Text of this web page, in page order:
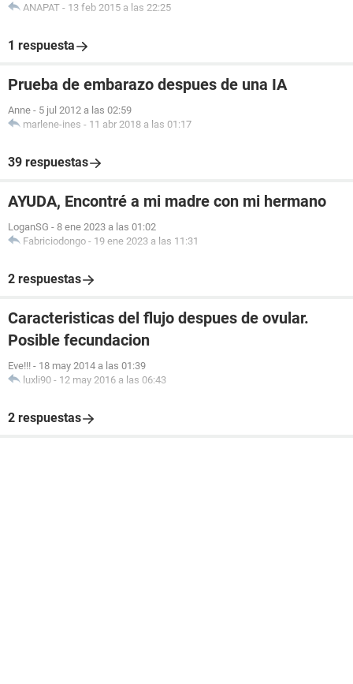
ANAPAT - 13 feb 2015 a las 22:25
1 respuesta
Prueba de embarazo despues de una IA
Anne - 5 jul 2012 a las 02:59
marlene-ines - 11 abr 2018 a las 01:17
39 respuestas
AYUDA, Encontré a mi madre con mi hermano
LoganSG - 8 ene 2023 a las 01:02
Fabriciodongo - 19 ene 2023 a las 11:31
2 respuestas
Caracteristicas del flujo despues de ovular.
Posible fecundacion
Eve!!! - 18 may 2014 a las 01:39
luxli90 - 12 may 2016 a las 06:43
2 respuestas